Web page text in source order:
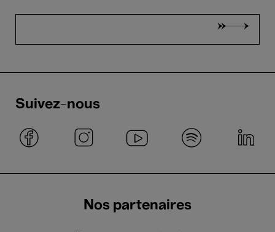
Suivez-nous
Nos partenaires